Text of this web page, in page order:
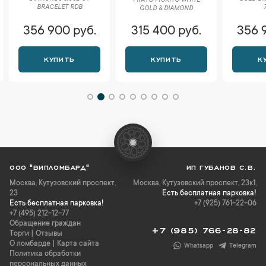
BRACELET RDB
356 900 руб.
КУПИТЬ
GOLD & DIAMOND
315 400 руб.
КУПИТЬ
356
ООО "ВИПЛОМБАРД"
Москва, Кутузовский проспект,
23
Есть бесплатная парковка!
+7 (495) 212-12-77
Обращение граждан
Торги
Отзывы
О ломбарде
Карта сайта
Политика обработки
персональных данных
ИП ГУБАНОВ С.В.
Москва, Кутузовский проспект, 23к1,
Есть бесплатная парковка!
+7 (925) 761-22-06
+7 (985) 766-28-82
Whatsapp Telegram